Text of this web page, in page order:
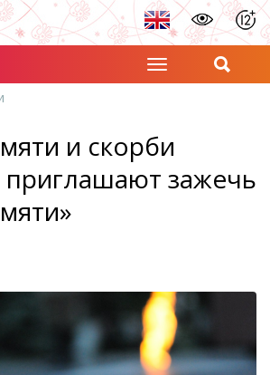
и скорби
зажечь